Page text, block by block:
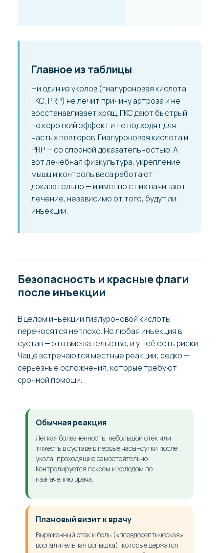
Главное из таблицы
Ни один из уколов (гиалуроновая кислота,
ГКС, PRP) не лечит причину артроза и не
восстанавливает хрящ. ГКС дают быстрый,
но короткий эффект и не подходят для
частых повторов. Гиалуроновая кислота и
PRP — со спорной доказательностью. А
вот лечебная физкультура, укрепление
мышц и контроль веса работают
доказательно — и именно с них начинают
лечение, независимо от того, будут ли
инъекции.
Безопасность и красные флаги
после инъекции
В целом инъекции гиалуроновой кислоты
переносятся неплохо. Но любая инъекция в
сустав — это вмешательство, и у неё есть риски.
Чаще встречаются местные реакции; редко —
серьёзные осложнения, которые требуют
срочной помощи.
Обычная реакция
Лёгкая болезненность, небольшой отёк или
тяжесть в суставе в первые часы–сутки после
укола, проходящие самостоятельно.
Контролируется покоем и холодом по
назначению врача.
Плановый визит к врачу
Выраженный отёк и боль («псевдосептическая»
воспалительная вспышка), которые держатся